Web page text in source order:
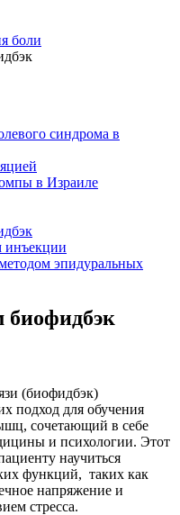
боли
синдрома в
в Израиле
инъекции
эпидуральных
биофидбэк
(биофидбэк)
подход для обучения
сочетающий в себе
и психологии. Этот
научиться
функций, таких как
напряжение и
стресса.